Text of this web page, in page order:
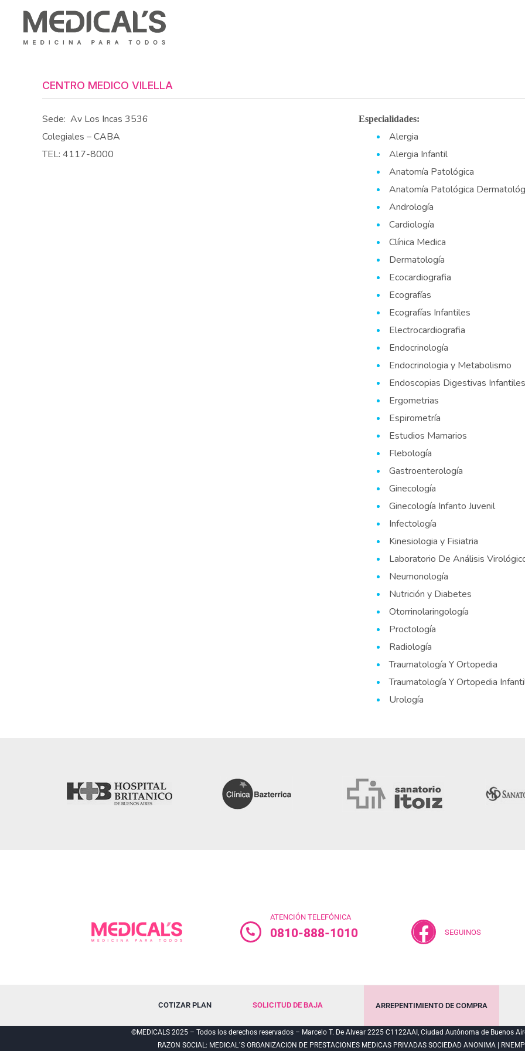
CENTRO MEDICO VILELLA
Sede: Av Los Incas 3536
Colegiales – CABA
TEL: 4117-8000
Especialidades:
Alergia
Alergia Infantil
Anatomía Patológica
Anatomía Patológica
Andrología
Cardiología
Clínica Medica
Dermatología
Ecocardiografia
Ecografías
Ecografías Infantiles
Electrocardiografia
Endocrinología
Endocrinologia y Metabolismo
Endoscopias Digestivas Infantiles
Ergometrias
Espirometría
Estudios Mamarios
Flebología
Gastroenterología
Ginecología
Ginecología Infanto Juvenil
Infectología
Kinesiologia y Fisiatria
Laboratorio De Análisis
Neumonología
Nutrición y Diabetes
Otorrinolaringología
Proctología
Radiología
Traumatología Y Ortopedia
Traumatología Y Ortopedia
Urología
ATENCIÓN TELEFÓNICA
0810-888-1010 SEGUINOS
COTIZAR PLAN SOLICITUD DE BAJA ARREPENTIMIENTO DE COMPRA
©MEDICALS 2025 – Todos los derechos reservados – Marcelo T. De Alvear 2225 C1122AAI, Ciudad Autónoma de Buenos
RAZON SOCIAL: MEDICAL´S ORGANIZACION DE PRESTACIONES MEDICAS PRIVADAS SOCIEDAD ANONIMA |